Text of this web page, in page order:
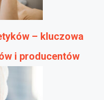
– kluczowa
i producentów